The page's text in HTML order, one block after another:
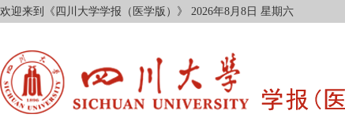
欢迎来到《四川大学学报（医学版）》 2026年8月8日 星期六